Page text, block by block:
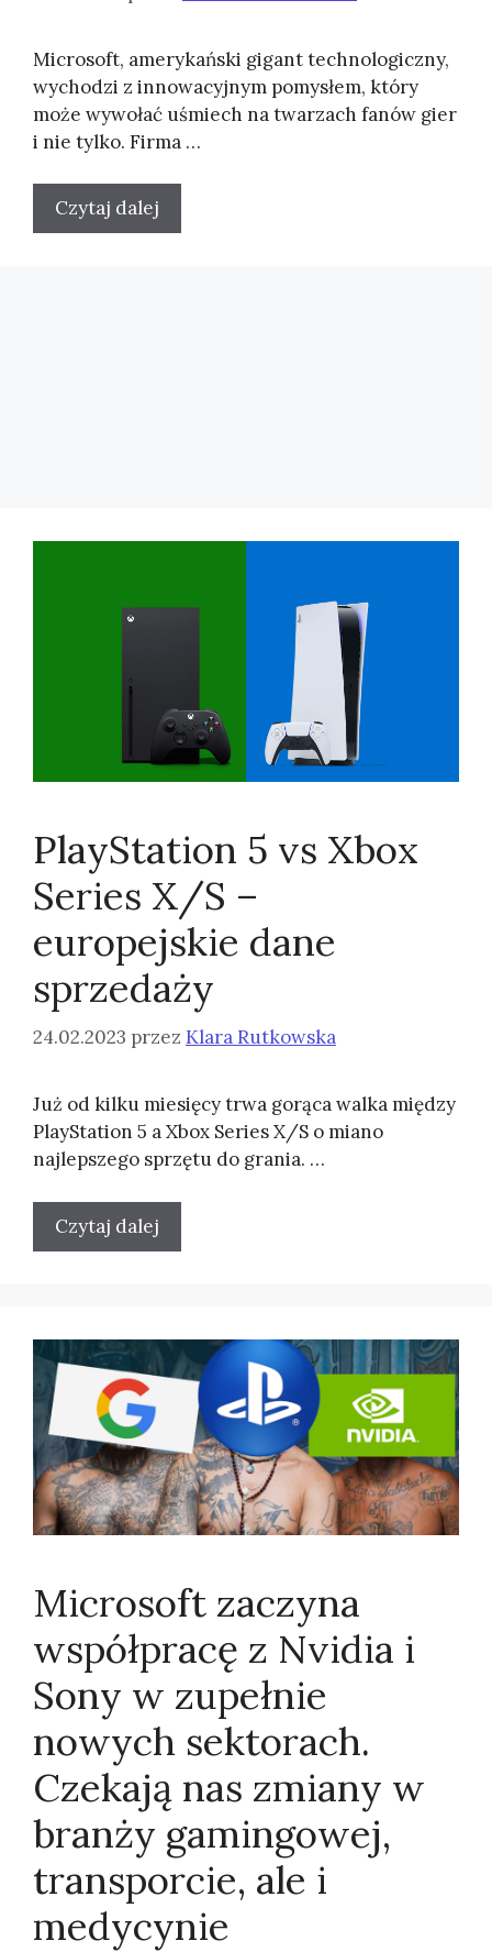
PlayStation 5 vs Xbox
Series X/S –
europejskie dane
sprzedaży
24.02.2023 przez Klara Rutkowska
Już od kilku miesięcy trwa gorąca walka między
PlayStation 5 a Xbox Series X/S o miano
najlepszego sprzętu do grania. …
Czytaj dalej
Microsoft zaczyna
współpracę z Nvidia i
Sony w zupełnie
nowych sektorach.
Czekają nas zmiany w
branży gamingowej,
transporcie, ale i
medycynie
Microsoft, amerykański gigant technologiczny,
wychodzi z innowacyjnym pomysłem, który
może wywołać uśmiech na twarzach fanów gier
i nie tylko. Firma …
Czytaj dalej